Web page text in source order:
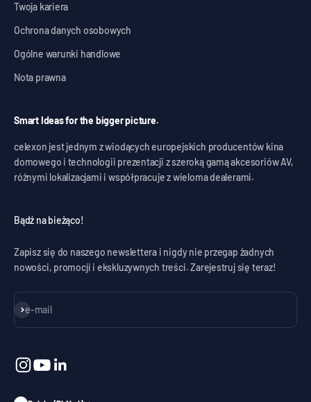
Twoja kariera
Ochrona danych osobowych
Ogólne warunki handlowe
Nota prawna
Smart Ideas for the bigger picture.
celexon jest jednym z wiodących europejskich producentów kina
domowego i technologii prezentacji z szeroką gamą akcesoriów AV,
różnymi lokalizacjami i współpracuje z wieloma dealerami.
Bądź na bieżąco!
Zapisz się do naszego newslettera i nigdy nie przegap żadnych
nowości, promocji i ekskluzywnych treści. Zarejestruj się teraz!
e-mail
Subskrybuj